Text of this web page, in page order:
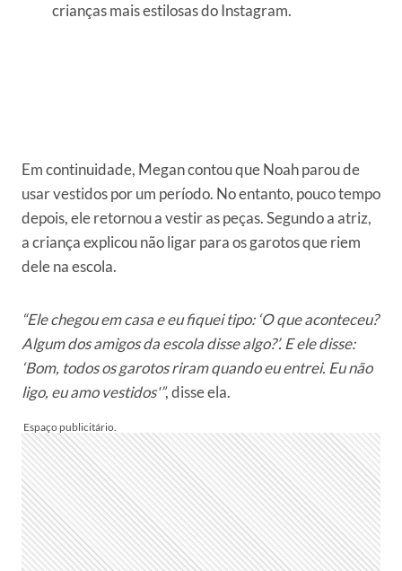
crianças mais estilosas do Instagram.
Em continuidade, Megan contou que Noah parou de
usar vestidos por um período. No entanto, pouco tempo
depois, ele retornou a vestir as peças. Segundo a atriz,
a criança explicou não ligar para os garotos que riem
dele na escola.
“Ele chegou em casa e eu fiquei tipo: ‘O que aconteceu?
Algum dos amigos da escola disse algo?’. E ele disse:
‘Bom, todos os garotos riram quando eu entrei. Eu não
ligo, eu amo vestidos'”, disse ela.